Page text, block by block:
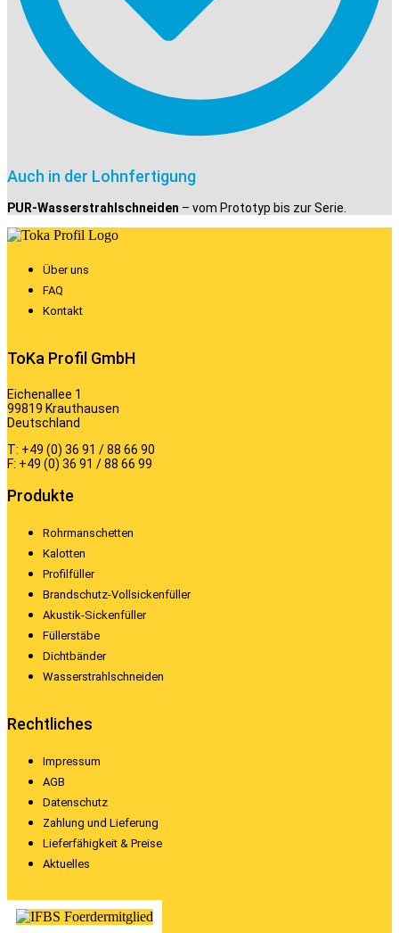
Auch in der Lohnfertigung
PUR-Wasserstrahlschneiden – vom Prototyp bis zur Serie.
Über uns
FAQ
Kontakt
ToKa Profil GmbH
Eichenallee 1
99819 Krauthausen
Deutschland
T: +49 (0) 36 91 / 88 66 90
F: +49 (0) 36 91 / 88 66 99
Produkte
Rohrmanschetten
Kalotten
Profilfüller
Brandschutz-Vollsickenfüller
Akustik-Sickenfüller
Füllerstäbe
Dichtbänder
Wasserstrahlschneiden
Rechtliches
Impressum
AGB
Datenschutz
Zahlung und Lieferung
Lieferfähigkeit & Preise
Aktuelles